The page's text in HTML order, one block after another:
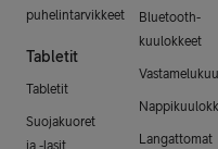
puhelintarvikkeet
Tabletit
Tabletit
Suojakuoret
ja -lasit
Bluetooth-
kuulokkeet
Langattomat